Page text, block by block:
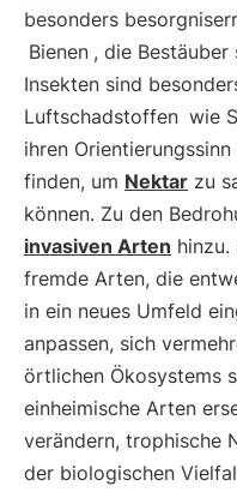
besonders
Bienen , die Bestäuber
Insekten sind
Luftschadstoffen wie
ihren
finden, um Nektar zu
können. Zu den
invasiven Arten hinzu.
fremde Arten, die
in ein neues Umfeld
anpassen, sich
örtlichen Ökosystems
einheimische Arten
verändern, trophische
der biologischen